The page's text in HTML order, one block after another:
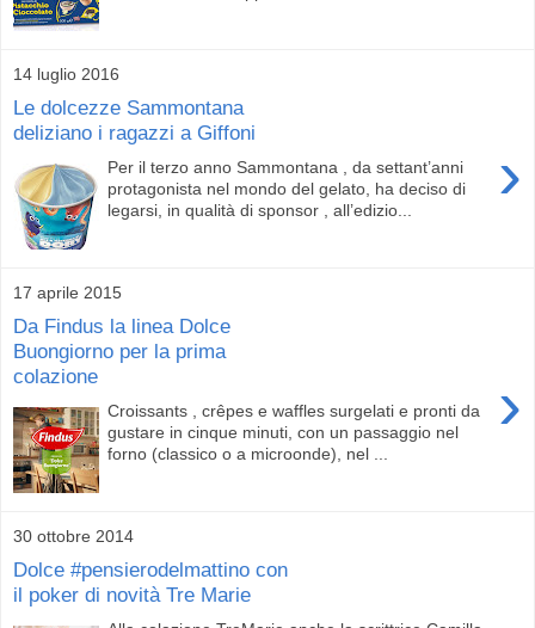
14 luglio 2016
Le dolcezze Sammontana
deliziano i ragazzi a Giffoni
›
Per il terzo anno Sammontana , da settant’anni
protagonista nel mondo del gelato, ha deciso di
legarsi, in qualità di sponsor , all’edizio...
17 aprile 2015
Da Findus la linea Dolce
Buongiorno per la prima
colazione
›
Croissants , crêpes e waffles surgelati e pronti da
gustare in cinque minuti, con un passaggio nel
forno (classico o a microonde), nel ...
30 ottobre 2014
Dolce #pensierodelmattino con
il poker di novità Tre Marie